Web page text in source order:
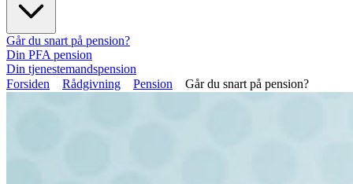
Går du snart på pension?
Din PFA pension
Din tjenestemandspension
Forsiden
Rådgivning Pension Går du snart på pension?